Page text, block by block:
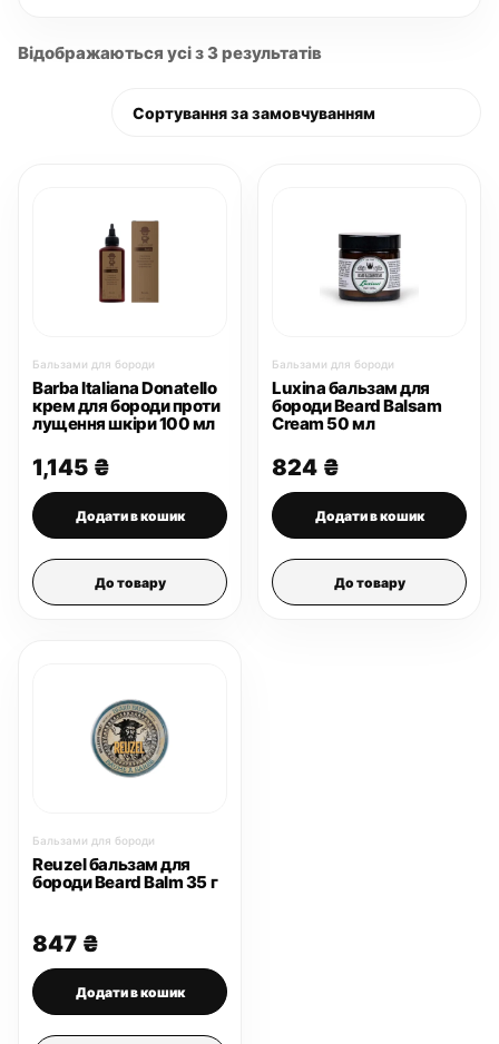
Відображаються усі з 3 результатів
Бальзами для бороди
Barba Italiana Donatello
крем для бороди проти
лущення шкіри 100 мл
1,145 ₴
Додати в кошик
До товару
Бальзами для бороди
Luxina бальзам для
бороди Beard Balsam
Cream 50 мл
824 ₴
Додати в кошик
До товару
Бальзами для бороди
Reuzel бальзам для
бороди Beard Balm 35 г
847 ₴
Додати в кошик